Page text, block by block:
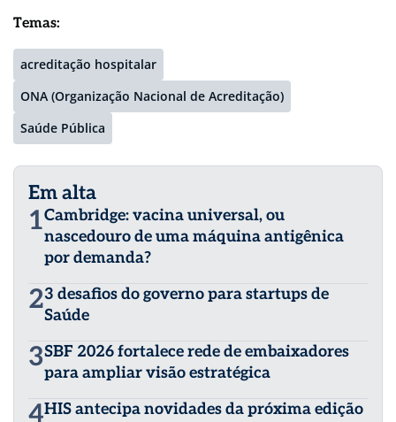
Temas:
acreditação hospitalar
ONA (Organização Nacional de Acreditação)
Saúde Pública
Em alta
1Cambridge: vacina universal, ou
nascedouro de uma máquina antigênica
por demanda?
23 desafios do governo para startups de
Saúde
3SBF 2026 fortalece rede de embaixadores
para ampliar visão estratégica
4HIS antecipa novidades da próxima edição